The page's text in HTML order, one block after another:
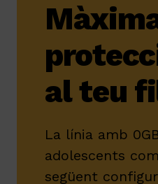
al teu
La línia amb
adolescents
següent